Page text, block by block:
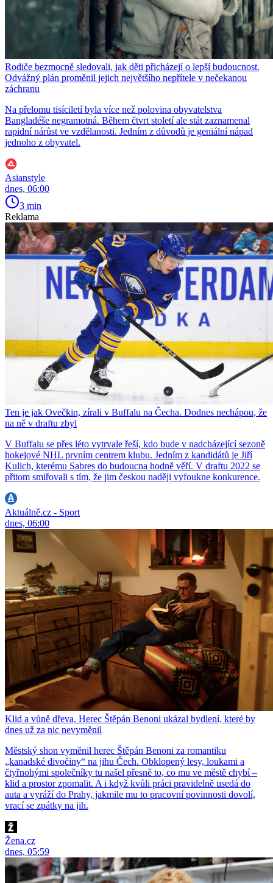
Rodiče bezmocně sledovali, jak děti přicházejí o lepší budoucnost.
Odvážný plán proměnil jejich největšího nepřítele v nečekanou
záchranu
Na přelomu tisíciletí byla více než polovina obyvatelstva
Bangladéše negramotná. Během čtvrt století ale stát zaznamenal
rapidní nárůst ve vzdělanosti. Jedním z důvodů je geniální nápad
jednoho z obyvatel.
Asianstyle
dnes, 06:00
3 min
Reklama
Ten je jak Ovečkin, zírali v Buffalu na Čecha. Dodnes nechápou, že
na ně v draftu zbyl
V Buffalu se přes léto vytrvale řeší, kdo bude v nadcházející sezoně
hokejové NHL prvním centrem klubu. Jedním z kandidátů je Jiří
Kulich, kterému Sabres do budoucna hodně věří. V draftu 2022 se
přitom smiřovali s tím, že jim českou naději vyfoukne konkurence.
Aktuálně.cz - Sport
dnes, 06:00
Klid a vůně dřeva. Herec Štěpán Benoni ukázal bydlení, které by
dnes už za nic nevyměnil
Městský shon vyměnil herec Štěpán Benoni za romantiku
„kanadské divočiny“ na jihu Čech. Obklopený lesy, loukami a
čtyřnohými společníky tu našel přesně to, co mu ve městě chybí –
klid a prostor zpomalit. A i když kvůli práci pravidelně usedá do
auta a vyráží do Prahy, jakmile mu to pracovní povinnosti dovolí,
vrací se zpátky na jih.
Žena.cz
dnes, 05:59